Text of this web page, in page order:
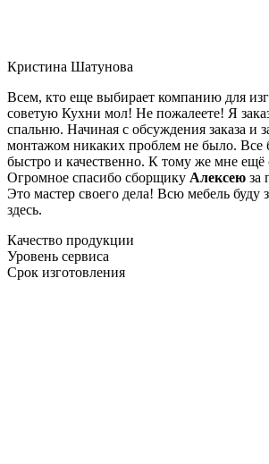
Кристина Шатунова
Всем, кто еще выбирает компанию для
советую Кухни мол! Не пожалеете! Я
спальню. Начиная с обсуждения заказа и
монтажом никаких проблем не было. Все
быстро и качественно. К тому же мне ещё
Огромное спасибо сборщику Алексею за
Это мастер своего дела! Всю мебель буду
здесь.
Качество продукции
Уровень сервиса
Срок изготовления